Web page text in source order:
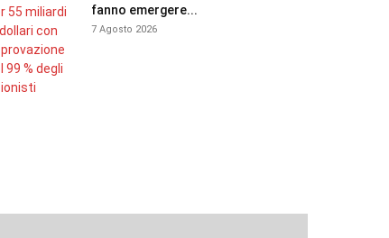
fanno emergere...
7 Agosto 2026